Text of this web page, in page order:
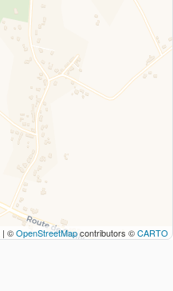
| ©OpenStreetMapcontributors ©CARTO